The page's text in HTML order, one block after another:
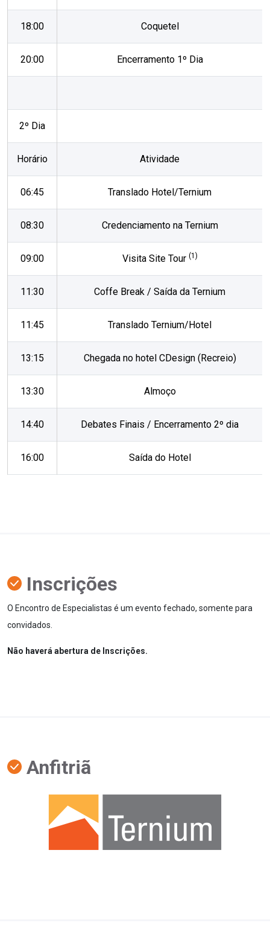
18:00 Coquetel
20:00 Encerramento 1º Dia
2º Dia
Horário Atividade
06:45 Translado Hotel/Ternium
08:30 Credenciamento na Ternium
09:00 Visita Site Tour (1)
11:30 Coffe Break / Saída da Ternium
11:45 Translado Ternium/Hotel
13:15 Chegada no hotel CDesign (Recreio)
13:30 Almoço
14:40 Debates Finais / Encerramento 2º dia
16:00 Saída do Hotel
Inscrições
O Encontro de Especialistas é um evento fechado, somente para
convidados.
Não haverá abertura de Inscrições.
Anfitriã